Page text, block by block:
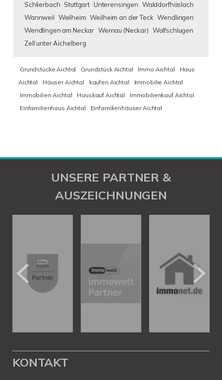
Schlierbach Stuttgart Unterensingen Walddorfhäslach
Wannweil Weilheim Weilheim an der Teck Wendlingen
Wendlingen am Neckar Wernau (Neckar) Wolfschlugen
Zell unter Aichelberg
Grundstücke Aichtal Grundstück Aichtal Immo Aichtal
Haus
Aichtal
Häuser Aichtal kaufen Aichtal
Immobilie Aichtal
Immobilien Aichtal
Hauskauf Aichtal
Immobilienkauf Aichtal
Einfamilienhaus Aichtal
Einfamilienhäuser Aichtal
UNSERE PARTNER &
AUSZEICHNUNGEN
KONTAKT